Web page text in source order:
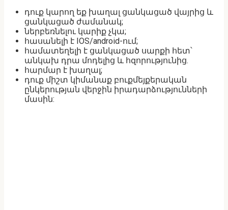
դուք կարող եք խաղալ ցանկացած վայրից և
ցանկացած ժամանակ;
ներբեռնելու կարիք չկա;
հասանելի է IOS/android-ում;
համատեղելի է ցանկացած սարքի հետ՝
անկախ դրա մոդելից և հզորությունից.
հարմար է խաղալ;
դուք միշտ կիմանաք բուքմեյքերական
ընկերության վերջին իրադարձությունների
մասին: